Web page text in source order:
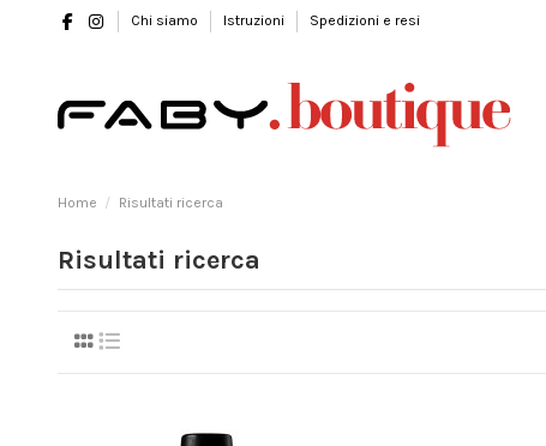
Chi siamo Istruzioni Spedizioni e resi
Home Risultati ricerca
Risultati ricerca